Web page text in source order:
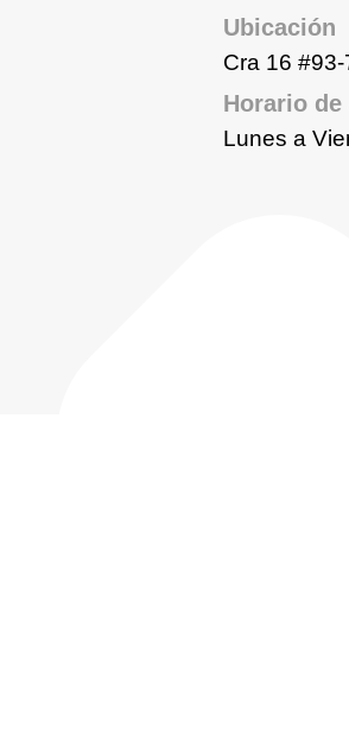
Ubicación
Cra 16
Horario
Lunes a